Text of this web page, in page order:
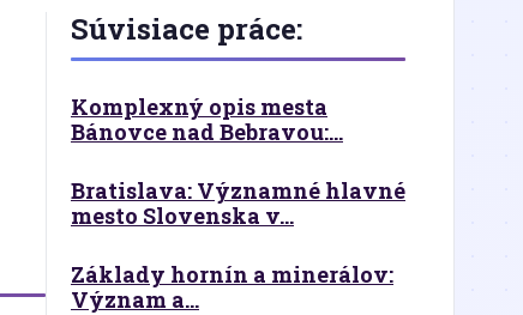
Súvisiace práce:
Komplexný opis mesta
Bánovce nad Bebravou:...
Bratislava: Významné hlavné
mesto Slovenska v...
Základy hornín a minerálov:
Význam a...